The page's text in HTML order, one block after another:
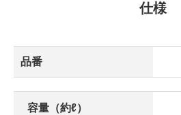
仕様
品番
容量（約ℓ）